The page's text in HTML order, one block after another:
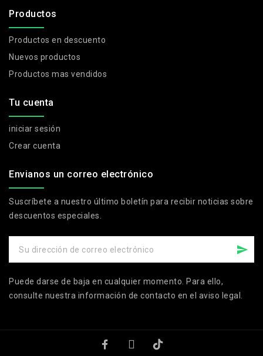
Productos
Productos en descuento
Nuevos productos
Productos mas vendidos
Tu cuenta
iniciar sesión
Crear cuenta
Envianos un correo electrónico
Suscríbete a nuestro último boletín para recibir noticias sobre
descuentos especiales.
Puede darse de baja en cualquier momento. Para ello,
consulte nuestra información de contacto en el aviso legal.